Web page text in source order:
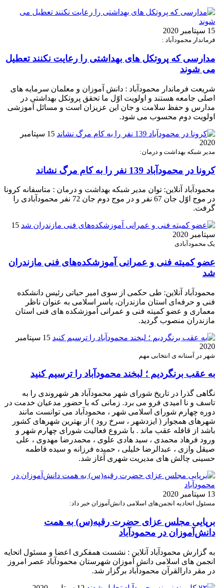
15 سپتامبر 2020
فرماندار محمودآباد :
مدارسی که پروتکل های بهداشتی را رعایت نکنند تعطیل
می شوند
شریعت فرماندار محمودآباد : دانش آموزان و معلمان سرمایه های
اصلی جامعه هستند و اولویت اوّل ما تحقق پروتکل بهداشتی در
مدارس و حفظ سلامت و جان این عزیزان است و مسائل آموزشی
اولویت دوم محسوب می شود.
15 سپتامبر
2020
مدیر شبکه بهداشت و درمان:
کرونا در محمودآباد 139 نفر را به کام مرگ نشاند
محمودآباد آنلاین: توان مدیر شبکه بهداشت و درمان : متاسفانه کرونا
در موج اوّل جان 67 نفر و در موج دوم جان 72 نفر محمودآبادی را
گرفت.
15
سپتامبر 2020
یک محمودآبادی
عضو کمیته فنی و عمرانی آموزشکده‌های فنی مازندران
شد
محمودآباد آنلاین: طی حکمی از سوی امیر حیاتی رئیس دانشکده
فنی و حرفه‌ای استان مازندران، یاسر اسلامی به عنوان ناظر
معماری و عضو کمیته فنی و عمرانی آموزشکده های فنی استان
مازندران منصوب گردید.
15 سپتامبر
2020
شهر در آستانه ی انتخابی مهم
به عقب برنگردیم ؛ لبخند محمودآباد را ترسیم کنید
نگاهی گذرا در تاریخ شورای شهر محمودآباد هر شهروندی را به
تاسف و نا امیدی فرو می برد. زمانی که با حضور مدعیان خدمت در
دوره چهارم شورای اسلامی شهر ، محمودآباد می توانست مانند
شهرهای همجوار ( ایزدشهر ، سرخ رود ) از بهترین شهرهای کشور
باشد از قافله عقب ماند . با شروع فعالیت شورای چهارم شهر و
ورود فرهاد محمدی ، سید هادی علوی ، محمدرضا مهدوی ، علی
صیقل وازی ، عبدالرضا خلیلی ، حمیده فرزانه و سیده فاطمه
حسینی چالش های مدیریت شهری آغاز شد.
13 سپتامبر 2020
مسئول اتحادیه انجمن‌های اسلامی دانش‌آموزان خبر داد:
برپایی مجلس عزای حضرت رقیه(س) به همت
دانش‌آموزان در محمودآباد
به گزارش محمودآباد آنلاین : نشست همفکری اعضا و مسئول اتحایه
انجمن های اسلامی دانش آموزان شهرستان محمودآباد عصر امروز
در مقر دارالقرآن محمودآباد برگزار شد.